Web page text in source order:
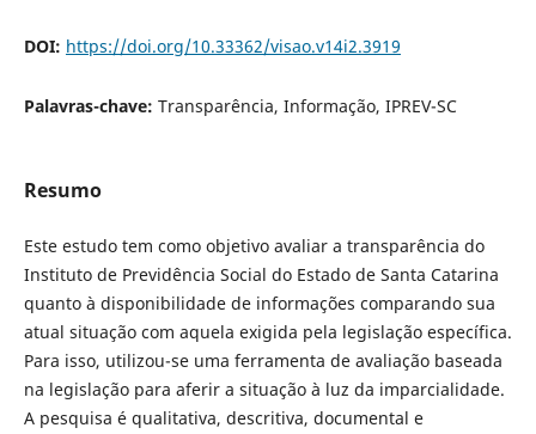
DOI: https://doi.org/10.33362/visao.v14i2.3919
Palavras-chave: Transparência, Informação, IPREV-SC
Resumo
Este estudo tem como objetivo avaliar a transparência do
Instituto de Previdência Social do Estado de Santa Catarina
quanto à disponibilidade de informações comparando sua
atual situação com aquela exigida pela legislação específica.
Para isso, utilizou-se uma ferramenta de avaliação baseada
na legislação para aferir a situação à luz da imparcialidade.
A pesquisa é qualitativa, descritiva, documental e